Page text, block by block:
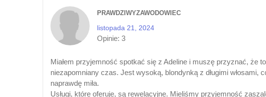
PRAWDZIWYZAWODOWIEC
listopada 21, 2024
Opinie: 3
Miałem przyjemność spotkać się z Adeline i muszę przyznać, że
niezapomniany czas. Jest wysoką, blondynką z długimi
naprawdę miła.
Usługi, które oferuje, są rewelacyjne. Mieliśmy przyjemność